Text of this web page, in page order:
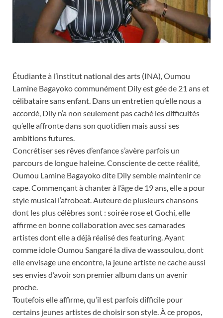
Étudiante à l’institut national des arts (INA), Oumou
Lamine Bagayoko communément Dily est gée de 21 ans et
célibataire sans enfant. Dans un entretien qu’elle nous a
accordé, Dily n’a non seulement pas caché les difficultés
qu’elle affronte dans son quotidien mais aussi ses
ambitions futures.
Concrétiser ses rêves d’enfance s’avère parfois un
parcours de longue haleine. Consciente de cette réalité,
Oumou Lamine Bagayoko dite Dily semble maintenir ce
cape. Commençant à chanter à l’âge de 19 ans, elle a pour
style musical l’afrobeat. Auteure de plusieurs chansons
dont les plus célèbres sont : soirée rose et Gochi, elle
affirme en bonne collaboration avec ses camarades
artistes dont elle a déjà réalisé des featuring. Ayant
comme idole Oumou Sangaré la diva de wassoulou, dont
elle envisage une encontre, la jeune artiste ne cache aussi
ses envies d’avoir son premier album dans un avenir
proche.
Toutefois elle affirme, qu’il est parfois difficile pour
certains jeunes artistes de choisir son style. À ce propos,